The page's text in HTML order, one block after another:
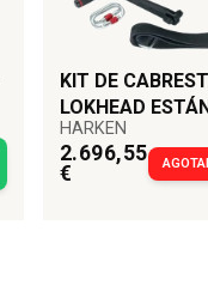
KIT DE
LOKHEAD
HARKEN
HARKEN
2.696,55
€